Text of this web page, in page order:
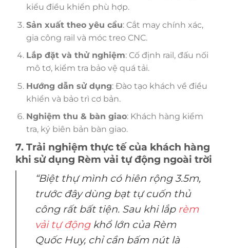
kiểu điều khiển phù hợp.
Sản xuất theo yêu cầu: Cắt may chính xác,
gia công rail và móc treo CNC.
Lắp đặt và thử nghiệm: Cố định rail, đấu nối
mô tơ, kiểm tra bảo vệ quá tải.
Hướng dẫn sử dụng: Đào tạo khách về điều
khiển và bảo trì cơ bản.
Nghiệm thu & bàn giao: Khách hàng kiểm
tra, ký biên bản bàn giao.
7. Trải nghiệm thực tế của khách hàng
khi sử dụng Rèm vải tự động ngoài trời
“Biệt thự mình có hiên rộng 3.5m,
trước đây dùng bạt tự cuốn thủ
công rất bất tiện. Sau khi lắp rèm
vải tự độngkhổ lớn của Rèm
Quốc Huy, chỉ cần bấm nút là